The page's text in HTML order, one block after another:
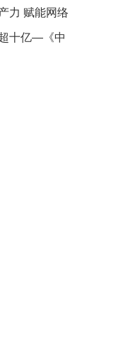
力 赋能网络
十亿—《中